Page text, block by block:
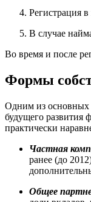
Регистрация
В случае
Во время и после
Формы
Одним из основных
будущего развития
практически
Частная
ранее (до
Общее